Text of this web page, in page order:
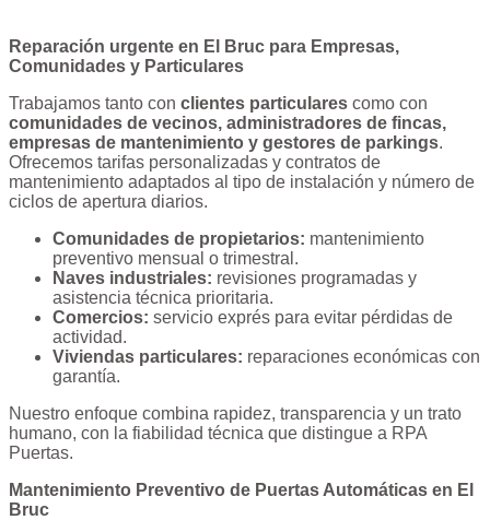
Reparación urgente en El Bruc para Empresas,
Comunidades y Particulares
Trabajamos tanto con clientes particulares como con
comunidades de vecinos, administradores de fincas,
empresas de mantenimiento y gestores de parkings.
Ofrecemos tarifas personalizadas y contratos de
mantenimiento adaptados al tipo de instalación y número de
ciclos de apertura diarios.
Comunidades de propietarios: mantenimiento
preventivo mensual o trimestral.
Naves industriales: revisiones programadas y
asistencia técnica prioritaria.
Comercios: servicio exprés para evitar pérdidas de
actividad.
Viviendas particulares: reparaciones económicas con
garantía.
Nuestro enfoque combina rapidez, transparencia y un trato
humano, con la fiabilidad técnica que distingue a RPA
Puertas.
Mantenimiento Preventivo de Puertas Automáticas en El
Bruc